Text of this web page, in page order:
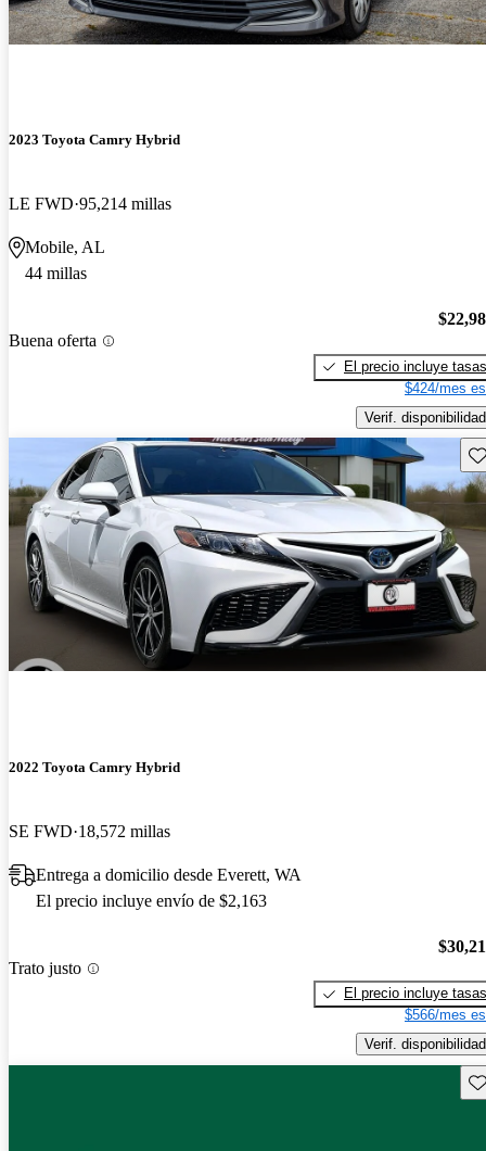
2023 Toyota Camry Hybrid
LE FWD 95,214 millas
Mobile, AL
44 millas
Buena oferta
El precio incluye tasas
$424/mes
Verif. disponibilidad
2022 Toyota Camry Hybrid
SE FWD 18,572 millas
Entrega a domicilio desde Everett, WA
El precio incluye envío de $2,163
Trato justo
El precio incluye tasas
$566/mes
Verif. disponibilidad